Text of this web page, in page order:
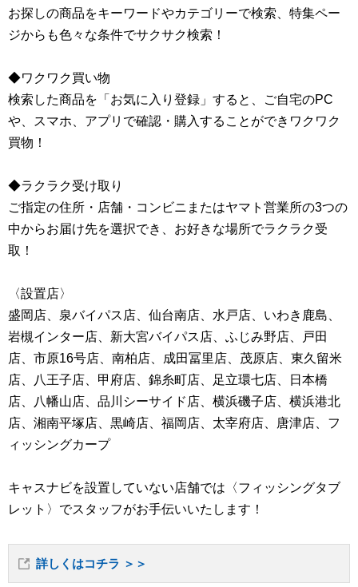
お探しの商品をキーワードやカテゴリーで検索、特集ペー
ジからも色々な条件でサクサク検索！
◆ワクワク買い物
検索した商品を「お気に入り登録」すると、ご自宅のPC
や、スマホ、アプリで確認・購入することができワクワク
買物！
◆ラクラク受け取り
ご指定の住所・店舗・コンビニまたはヤマト営業所の3つの
中からお届け先を選択でき、お好きな場所でラクラク受
取！
〈設置店〉
盛岡店、泉バイパス店、仙台南店、水戸店、いわき鹿島、
岩槻インター店、新大宮バイパス店、ふじみ野店、戸田
店、市原16号店、南柏店、成田冨里店、茂原店、東久留米
店、八王子店、甲府店、錦糸町店、足立環七店、日本橋
店、八幡山店、品川シーサイド店、横浜磯子店、横浜港北
店、湘南平塚店、黒崎店、福岡店、太宰府店、唐津店、フ
ィッシングカープ
キャスナビを設置していない店舗では〈フィッシングタブ
レット〉でスタッフがお手伝いいたします！
詳しくはコチラ ＞＞